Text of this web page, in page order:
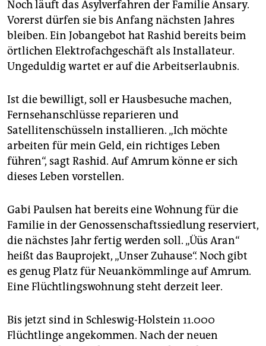
Noch läuft das Asylverfahren der Familie Ansary.
Vorerst dürfen sie bis Anfang nächsten Jahres
bleiben. Ein Jobangebot hat Rashid bereits beim
örtlichen Elektrofachgeschäft als Installateur.
Ungeduldig wartet er auf die Arbeitserlaubnis.
Ist die bewilligt, soll er Hausbesuche machen,
Fernsehanschlüsse reparieren und
Satellitenschüsseln installieren. „Ich möchte
arbeiten für mein Geld, ein richtiges Leben
führen“, sagt Rashid. Auf Amrum könne er sich
dieses Leben vorstellen.
Gabi Paulsen hat bereits eine Wohnung für die
Familie in der Genossenschaftssiedlung reserviert,
die nächstes Jahr fertig werden soll. „Üüs Aran“
heißt das Bauprojekt, „Unser Zuhause“. Noch gibt
es genug Platz für Neuankömmlinge auf Amrum.
Eine Flüchtlingswohnung steht derzeit leer.
Bis jetzt sind in Schleswig-Holstein 11.000
Flüchtlinge angekommen. Nach der neuen